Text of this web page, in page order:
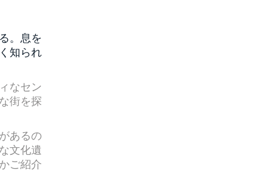
。息を
知られ
なセン
街を探
あるの
文化遺
ご紹介